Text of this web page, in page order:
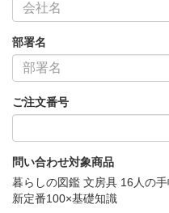
部署名
ご注文番号
問い合わせ対象商品
暮らしの図鑑 文房具 16人の
新定番100×基礎知識